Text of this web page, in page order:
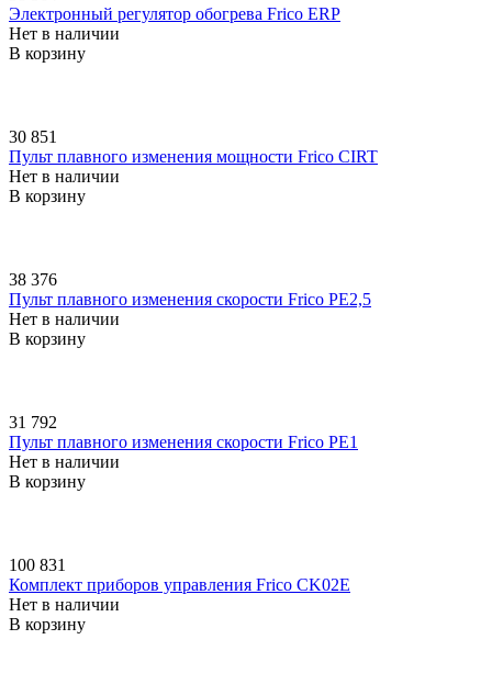
Электронный регулятор обогрева Frico ERP
Нет в наличии
В корзину
30 851
Пульт плавного изменения мощности Frico CIRT
Нет в наличии
В корзину
38 376
Пульт плавного изменения скорости Frico PE2,5
Нет в наличии
В корзину
31 792
Пульт плавного изменения скорости Frico PE1
Нет в наличии
В корзину
100 831
Комплект приборов управления Frico CK02E
Нет в наличии
В корзину